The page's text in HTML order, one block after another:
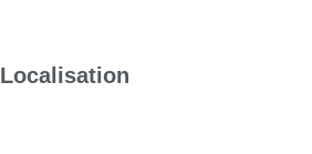
Localisation